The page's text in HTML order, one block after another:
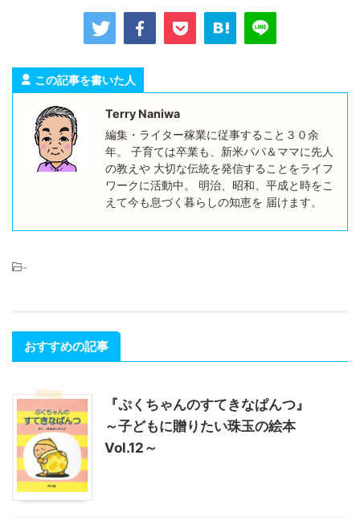
この記事を書いた人
Terry Naniwa
編集・ライター稼業に従事すること３０余
年。 子育ては卒業も、新米パパ＆ママに先人
の教えや 大切な伝統を発信することをライフ
ワークに活動中。 明治、昭和、平成と時をこ
えて今も息づく暮らしの知恵を 届けます。
-
おすすめの記事
『ぷくちゃんのすてきなぱんつ』
～子どもに贈りたい珠玉の絵本
Vol.12～